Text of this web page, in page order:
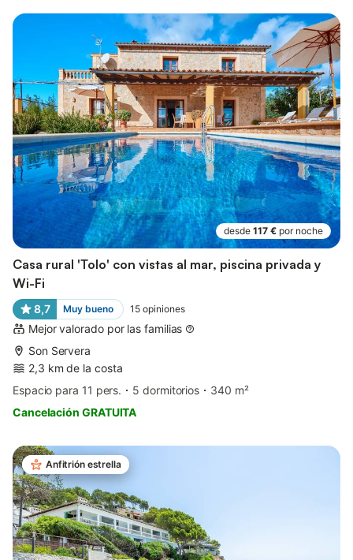
desde 117 € por noche
Casa rural 'Tolo' con vistas al mar, piscina privada y
Wi-Fi
8,7 Muy bueno 15 opiniones
Mejor valorado por las familias
Son Servera
2,3 km de la costa
Espacio para 11 pers.
5 dormitorios
340 m²
Cancelación GRATUITA
Anfitrión estrella